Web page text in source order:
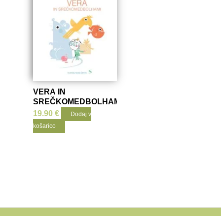
VERA IN
SREČKOMEDBOLHAMI
19.90€
Dodaj v
košarico